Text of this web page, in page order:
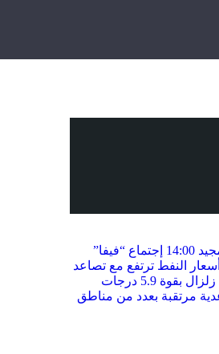
14:00 إجتماع “فيفا”
أسعار النفط ترتفع مع تصاعد
زلزال بقوة 5.9 درجات
مرتقبة بعدد من مناطق